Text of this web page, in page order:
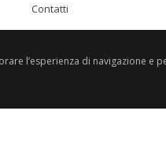
Contatti
l’esperienza di navigazione